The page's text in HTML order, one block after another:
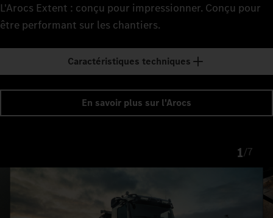
L'Arocs Extent : conçu pour impressionner. Conçu pour
être performant sur les chantiers.
Caractéristiques techniques
En savoir plus sur l'Arocs
1/7